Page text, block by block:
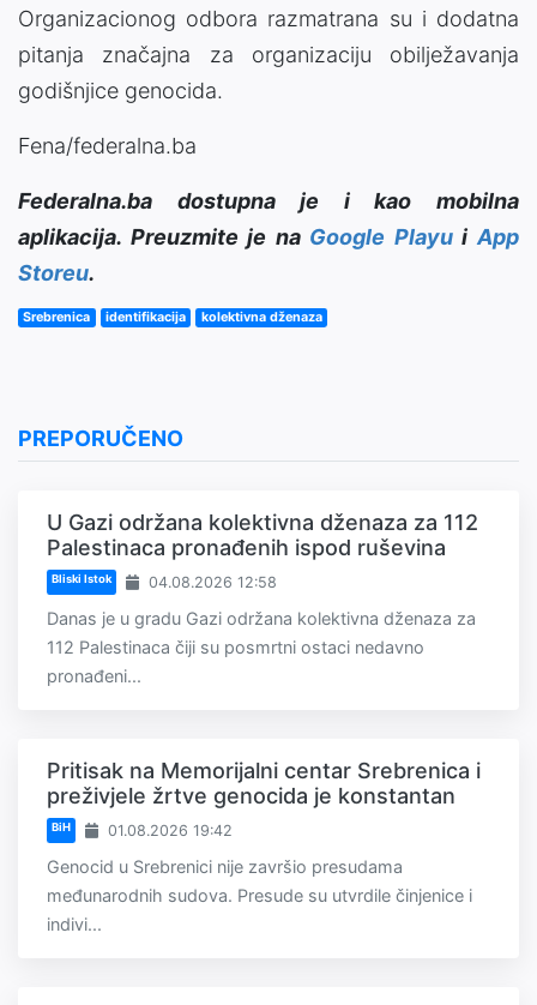
Organizacionog odbora razmatrana su i dodatna
pitanja značajna za organizaciju obilježavanja
godišnjice genocida.
Fena/federalna.ba
Federalna.ba dostupna je i kao mobilna
aplikacija. Preuzmite je na Google PlayuiApp
Storeu.
Srebrenica identifikacija kolektivna dženaza
PREPORUČENO
U Gazi održana kolektivna dženaza za 112
Palestinaca pronađenih ispod ruševina
Bliski Istok 04.08.2026 12:58
Danas je u gradu Gazi održana kolektivna dženaza za
112 Palestinaca čiji su posmrtni ostaci nedavno
pronađeni...
Pritisak na Memorijalni centar Srebrenica i
preživjele žrtve genocida je konstantan
BiH 01.08.2026 19:42
Genocid u Srebrenici nije završio presudama
međunarodnih sudova. Presude su utvrdile činjenice i
indivi...